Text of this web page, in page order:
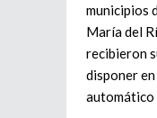
municipios
María del
recibieron
disponer
automático